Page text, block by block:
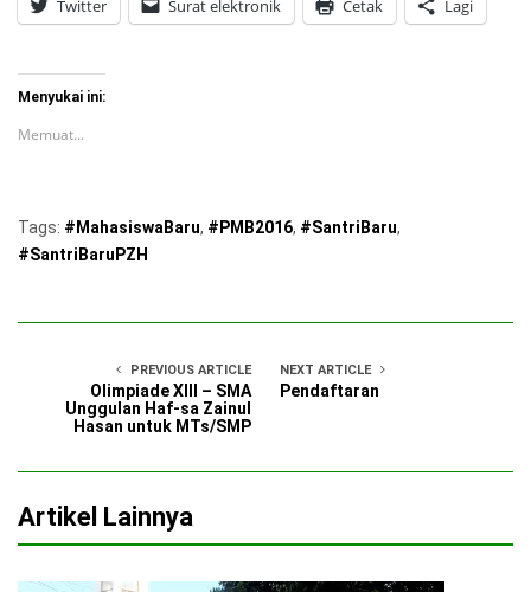
Twitter Surat elektronik Cetak Lagi
Menyukai ini:
Memuat...
Tags: #MahasiswaBaru, #PMB2016, #SantriBaru,
#SantriBaruPZH
PREVIOUS ARTICLE
Olimpiade XIII – SMA
Unggulan Haf-sa Zainul
Hasan untuk MTs/SMP
NEXT ARTICLE
Pendaftaran
Artikel Lainnya